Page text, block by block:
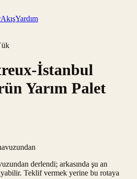
AkışYardım
İstanbul
Yarım Palet
derlendi; arkasında şu an
Teklif vermek yerine bu rotaya